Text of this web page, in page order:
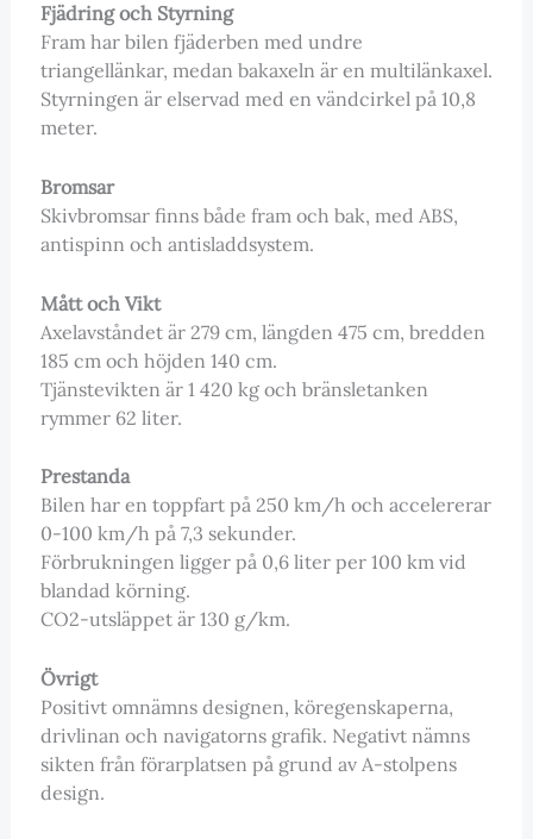
Fjädring och Styrning
Fram har bilen fjäderben med undre
triangellänkar, medan bakaxeln är en multilänkaxel.
Styrningen är elservad med en vändcirkel på 10,8
meter.
Bromsar
Skivbromsar finns både fram och bak, med ABS,
antispinn och antisladdsystem.
Mått och Vikt
Axelavståndet är 279 cm, längden 475 cm, bredden
185 cm och höjden 140 cm.
Tjänstevikten är 1 420 kg och bränsletanken
rymmer 62 liter.
Prestanda
Bilen har en toppfart på 250 km/h och accelererar
0-100 km/h på 7,3 sekunder.
Förbrukningen ligger på 0,6 liter per 100 km vid
blandad körning.
CO2-utsläppet är 130 g/km.
Övrigt
Positivt omnämns designen, köregenskaperna,
drivlinan och navigatorns grafik. Negativt nämns
sikten från förarplatsen på grund av A-stolpens
design.